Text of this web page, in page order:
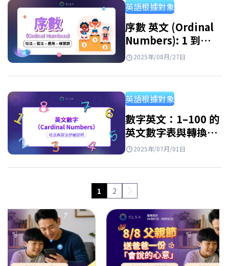
英語根據對象
序數 英文 (Ordinal
Numbers): 1 到
1000 英文寫法, 讀法
2025年/08月/27日
英語根據對象
數字英文：1–100 的
英文數字表與轉換方
式2025年/07月/01日
1 2